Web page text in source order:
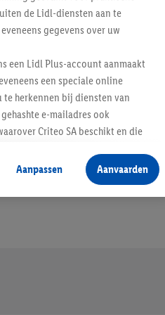
newsletter
de Lidl-diensten aan te
gegevens over uw
een Lidl Plus-account aanmaakt
een speciale online
herkennen bij diensten van
e-mailadres ook
Criteo SA beschikt en die
voor producten waarin
toe te voegen, maar het
weergegeven als er met behulp
Meer informatie,
tijde met vooruitwerkende
Aanpassen Aanvaarden